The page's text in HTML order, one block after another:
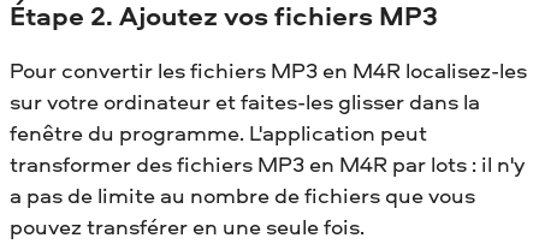
Étape 2. Ajoutez vos fichiers MP3
Pour convertir les fichiers MP3 en M4R localisez-les
sur votre ordinateur et faites-les glisser dans la
fenêtre du programme. L'application peut
transformer des fichiers MP3 en M4R par lots : il n'y
a pas de limite au nombre de fichiers que vous
pouvez transférer en une seule fois.